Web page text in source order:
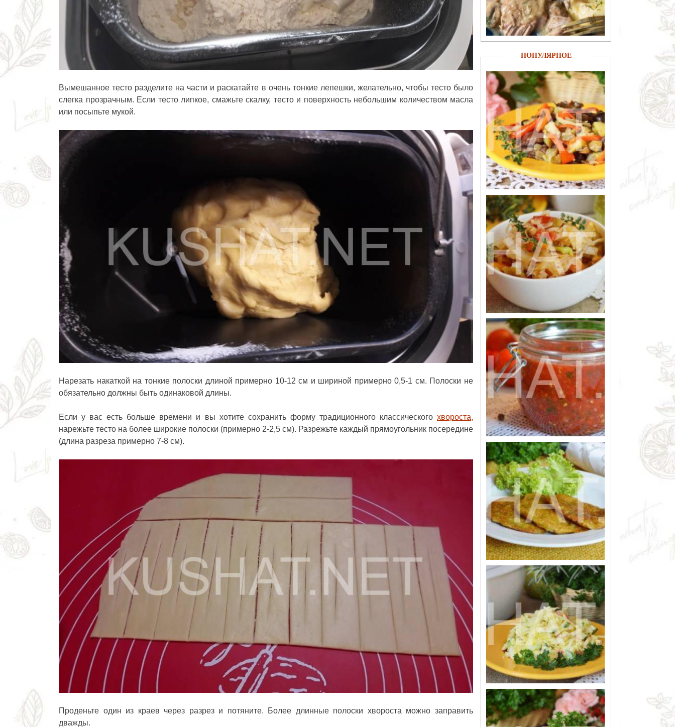
Вымешанное тесто разделите на части и раскатайте в очень тонкие лепешки, желательно, чтобы тесто было
слегка прозрачным. Если тесто липкое, смажьте скалку, тесто и поверхность небольшим количеством масла
или посыпьте мукой.
Нарезать накаткой на тонкие полоски длиной примерно 10-12 см и шириной примерно 0,5-1 см. Полоски не
обязательно должны быть одинаковой длины.
Если у вас есть больше времени и вы хотите сохранить форму традиционного классического хвороста,
нарежьте тесто на более широкие полоски (примерно 2-2,5 см). Разрежьте каждый прямоугольник посередине
(длина разреза примерно 7-8 см).
Проденьте один из краев через разрез и потяните. Более длинные полоски хвороста можно заправить
дважды.
ПОПУЛЯРНОЕ